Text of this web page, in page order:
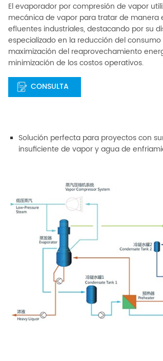
El evaporador por compresión de vapor
mecánica de vapor para tratar de manera
efluentes industriales, destacando por su
especializado en la reducción del
maximización del reaprovechamiento
minimización de los costos operativos.
CONSULTA
Solución perfecta para proyectos con
insuficiente de vapor y agua de